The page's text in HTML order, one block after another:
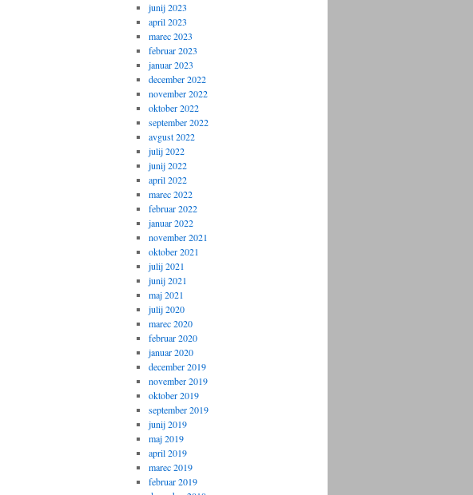
junij 2023
april 2023
marec 2023
februar 2023
januar 2023
december 2022
november 2022
oktober 2022
september 2022
avgust 2022
julij 2022
junij 2022
april 2022
marec 2022
februar 2022
januar 2022
november 2021
oktober 2021
julij 2021
junij 2021
maj 2021
julij 2020
marec 2020
februar 2020
januar 2020
december 2019
november 2019
oktober 2019
september 2019
junij 2019
maj 2019
april 2019
marec 2019
februar 2019